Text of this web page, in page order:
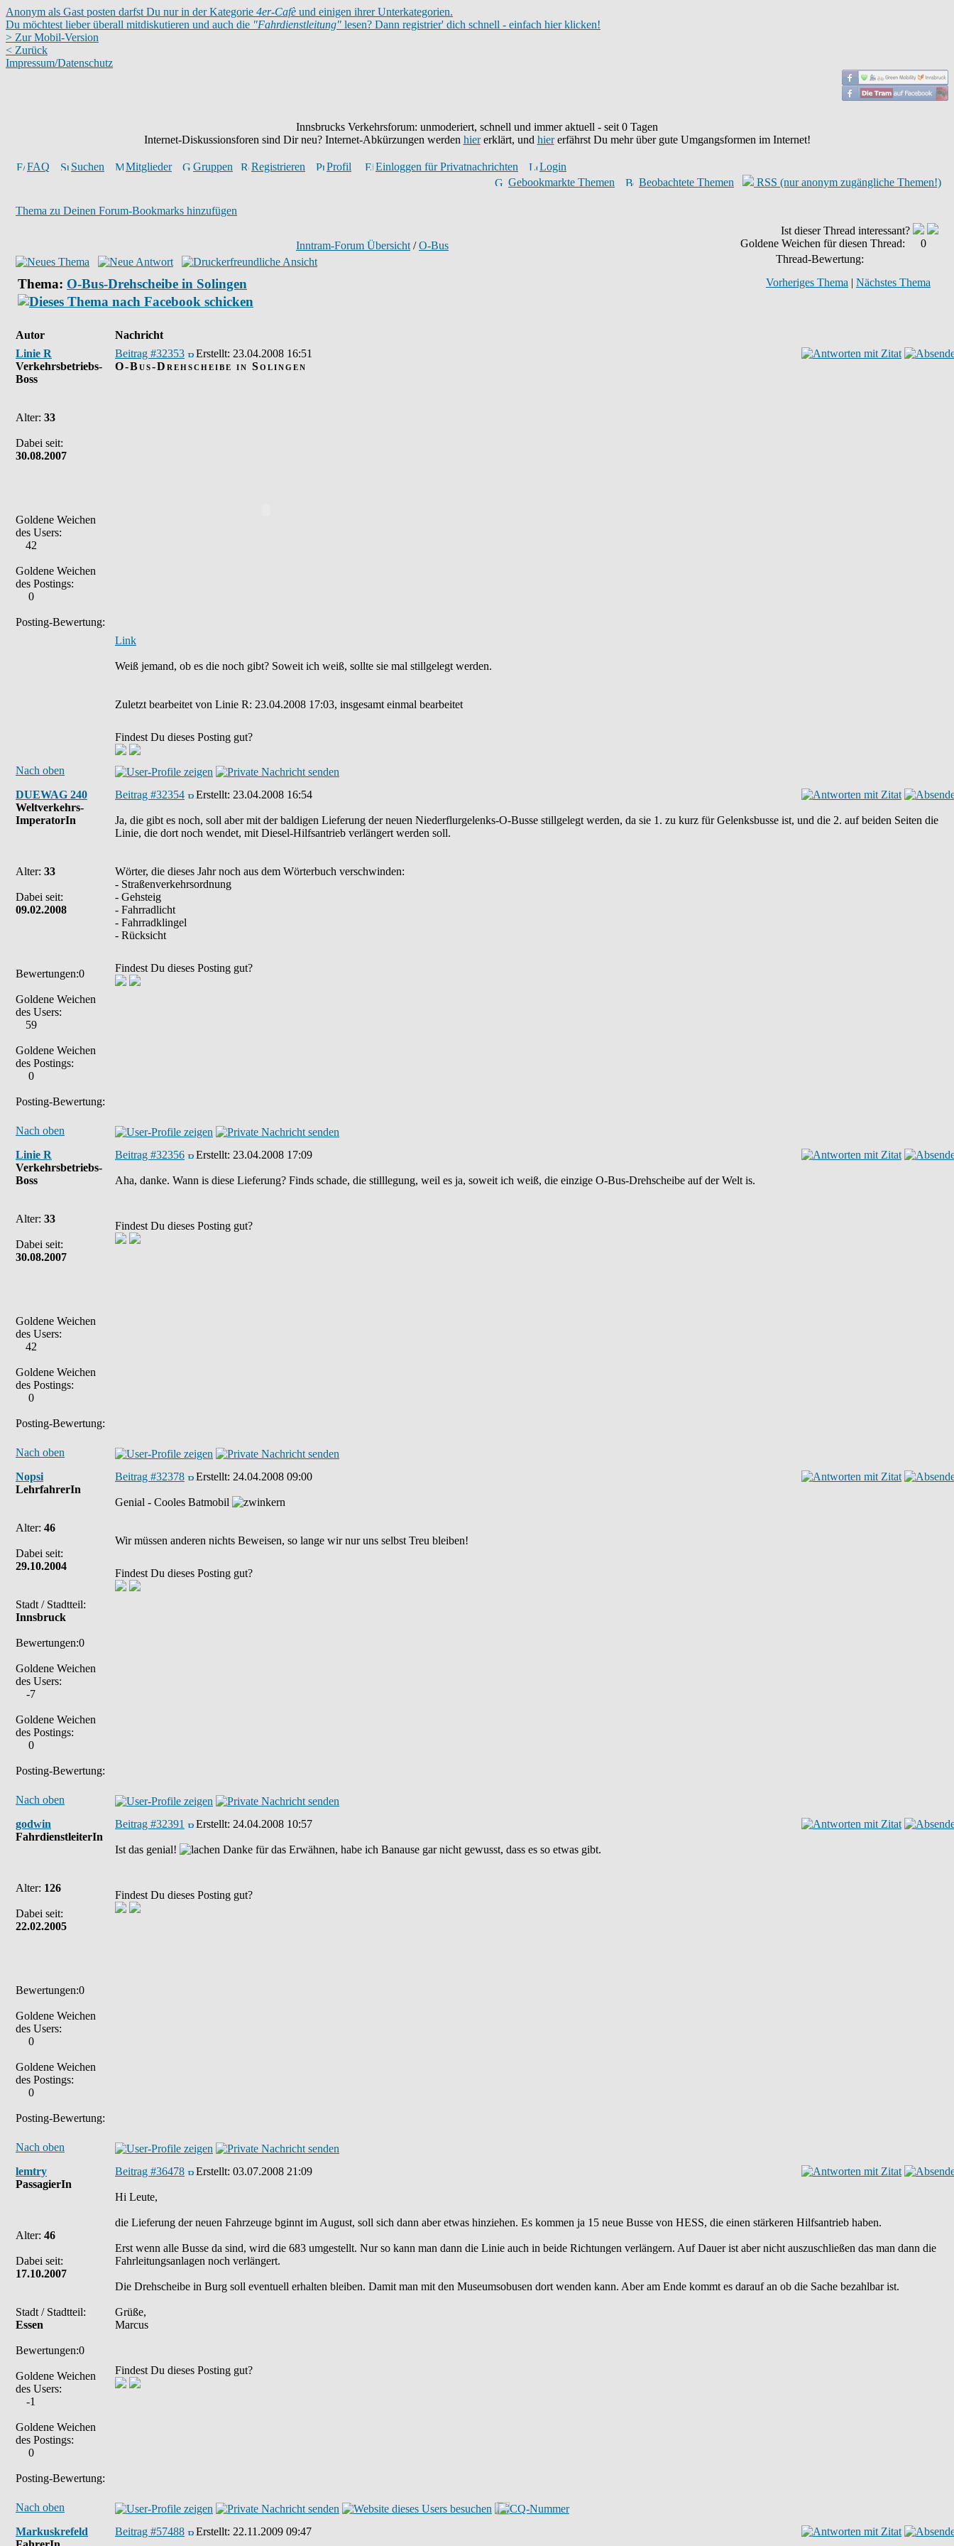
Anonym als Gast posten darfst Du nur in der Kategorie 4er-Cafè und einigen ihrer Unterkategorien.
Du möchtest lieber überall mitdiskutieren und auch die "Fahrdienstleitung" lesen? Dann registrier' dich schnell - einfach hier klicken!
> Zur Mobil-Version
< Zurück
Impressum/Datenschutz
Innsbrucks Verkehrsforum: unmoderiert, schnell und immer aktuell - seit 0 Tagen
Internet-Diskussionsforen sind Dir neu? Internet-Abkürzungen werden hiererklärt, und hiererfährst Du mehr über gute Umgangsformen im Internet!
FAQ Suchen Mitglieder Gruppen Registrieren Profil Einloggen für Privatnachrichten
Login
Gebookmarkte Themen
Beobachtete Themen RSS (nur anonym zugängliche Themen!)
Thema zu Deinen Forum-Bookmarks hinzufügen
Inntram-Forum Übersicht /O-Bus
Ist dieser Thread interessant?
Goldene Weichen für diesen Thread:
0
Thread-Bewertung:
Thema: O-Bus-Drehscheibe in Solingen Vorheriges Thema | Nächstes Thema
Autor
Nachricht
Linie R
Verkehrsbetriebs-
Boss
Alter: 33
Dabei seit:
30.08.2007
Goldene Weichen
des Users:
42
Goldene Weichen
des Postings:
0
Posting-Bewertung:
Beitrag #32353 Erstellt: 23.04.2008 16:51
O-Bus-Drehscheibe in Solingen
Link
Weiß jemand, ob es die noch gibt? Soweit ich weiß, sollte sie mal stillgelegt werden.
Zuletzt bearbeitet von Linie R: 23.04.2008 17:03, insgesamt einmal bearbeitet
Findest Du dieses Posting gut?
Nach oben
DUEWAG 240
Weltverkehrs-
ImperatorIn
Alter: 33
Dabei seit:
09.02.2008
Bewertungen:0
Goldene Weichen
des Users:
59
Goldene Weichen
des Postings:
0
Posting-Bewertung:
Beitrag #32354 Erstellt: 23.04.2008 16:54
Ja, die gibt es noch, soll aber mit der baldigen Lieferung der neuen Niederflurgelenks-O-Busse stillgelegt werden, da sie 1. zu kurz für Gelenksbusse ist, und die 2. auf beiden Seiten die
Linie, die dort noch wendet, mit Diesel-Hilfsantrieb verlängert werden soll.
Wörter, die dieses Jahr noch aus dem Wörterbuch verschwinden:
- Straßenverkehrsordnung
- Gehsteig
- Fahrradlicht
- Fahrradklingel
- Rücksicht
Findest Du dieses Posting gut?
Nach oben
Linie R
Verkehrsbetriebs-
Boss
Alter: 33
Dabei seit:
30.08.2007
Goldene Weichen
des Users:
42
Goldene Weichen
des Postings:
0
Posting-Bewertung:
Beitrag #32356 Erstellt: 23.04.2008 17:09
Aha, danke. Wann is diese Lieferung? Finds schade, die stilllegung, weil es ja, soweit ich weiß, die einzige O-Bus-Drehscheibe auf der Welt is.
Findest Du dieses Posting gut?
Nach oben
Nopsi
LehrfahrerIn
Alter: 46
Dabei seit:
29.10.2004
Stadt / Stadtteil:
Innsbruck
Bewertungen:0
Goldene Weichen
des Users:
-7
Goldene Weichen
des Postings:
0
Posting-Bewertung:
Beitrag #32378 Erstellt: 24.04.2008 09:00
Genial - Cooles Batmobil
Wir müssen anderen nichts Beweisen, so lange wir nur uns selbst Treu bleiben!
Findest Du dieses Posting gut?
Nach oben
godwin
FahrdienstleiterIn
Alter: 126
Dabei seit:
22.02.2005
Bewertungen:0
Goldene Weichen
des Users:
0
Goldene Weichen
des Postings:
0
Posting-Bewertung:
Beitrag #32391 Erstellt: 24.04.2008 10:57
Ist das genial! Danke für das Erwähnen, habe ich Banause gar nicht gewusst, dass es so etwas gibt.
Findest Du dieses Posting gut?
Nach oben
lemtry
PassagierIn
Alter: 46
Dabei seit:
17.10.2007
Stadt / Stadtteil:
Essen
Bewertungen:0
Goldene Weichen
des Users:
-1
Goldene Weichen
des Postings:
0
Posting-Bewertung:
Beitrag #36478 Erstellt: 03.07.2008 21:09
Hi Leute,
die Lieferung der neuen Fahrzeuge bginnt im August, soll sich dann aber etwas hinziehen. Es kommen ja 15 neue Busse von HESS, die einen stärkeren Hilfsantrieb haben.
Erst wenn alle Busse da sind, wird die 683 umgestellt. Nur so kann man dann die Linie auch in beide Richtungen verlängern. Auf Dauer ist aber nicht auszuschließen das man dann die
Fahrleitungsanlagen noch verlängert.
Die Drehscheibe in Burg soll eventuell erhalten bleiben. Damit man mit den Museumsobusen dort wenden kann. Aber am Ende kommt es darauf an ob die Sache bezahlbar ist.
Grüße,
Marcus
Findest Du dieses Posting gut?
Nach oben
Markuskrefeld
Beitrag #57488 Erstellt: 22.11.2009 09:47